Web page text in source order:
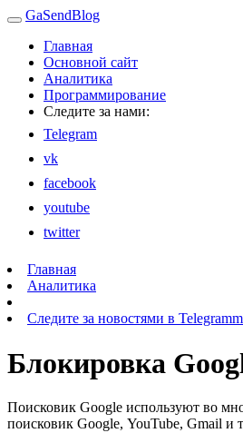
GaSendBlog
Главная
Основной сайт
Аналитика
Программирование
Следите за нами:
Telegram
vk
facebook
youtube
twitter
Главная
Аналитика
Следите за новостями в Telegramm
Блокировка
Поисковик Google используют во
поисковик Google, YouTube, Gmail и